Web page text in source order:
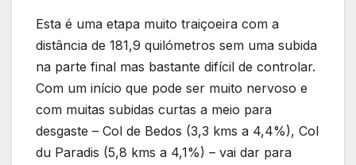
Esta é uma etapa muito traiçoeira com a
distância de 181,9 quilómetros sem uma subida
na parte final mas bastante difícil de controlar.
Com um início que pode ser muito nervoso e
com muitas subidas curtas a meio para
desgaste – Col de Bedos (3,3 kms a 4,4%), Col
du Paradis (5,8 kms a 4,1%) – vai dar para